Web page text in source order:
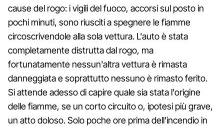
cause del rogo: i vigili del fuoco, accorsi sul posto in
pochi minuti, sono riusciti a spegnere le fiamme
circoscrivendole alla sola vettura. L'auto è stata
completamente distrutta dal rogo, ma
fortunatamente nessun'altra vettura è rimasta
danneggiata e soprattutto nessuno è rimasto ferito.
Si attende adesso di capire quale sia stata l'origine
delle fiamme, se un corto circuito o, ipotesi più grave,
un atto doloso. Solo poche ore prima dell'incendio in